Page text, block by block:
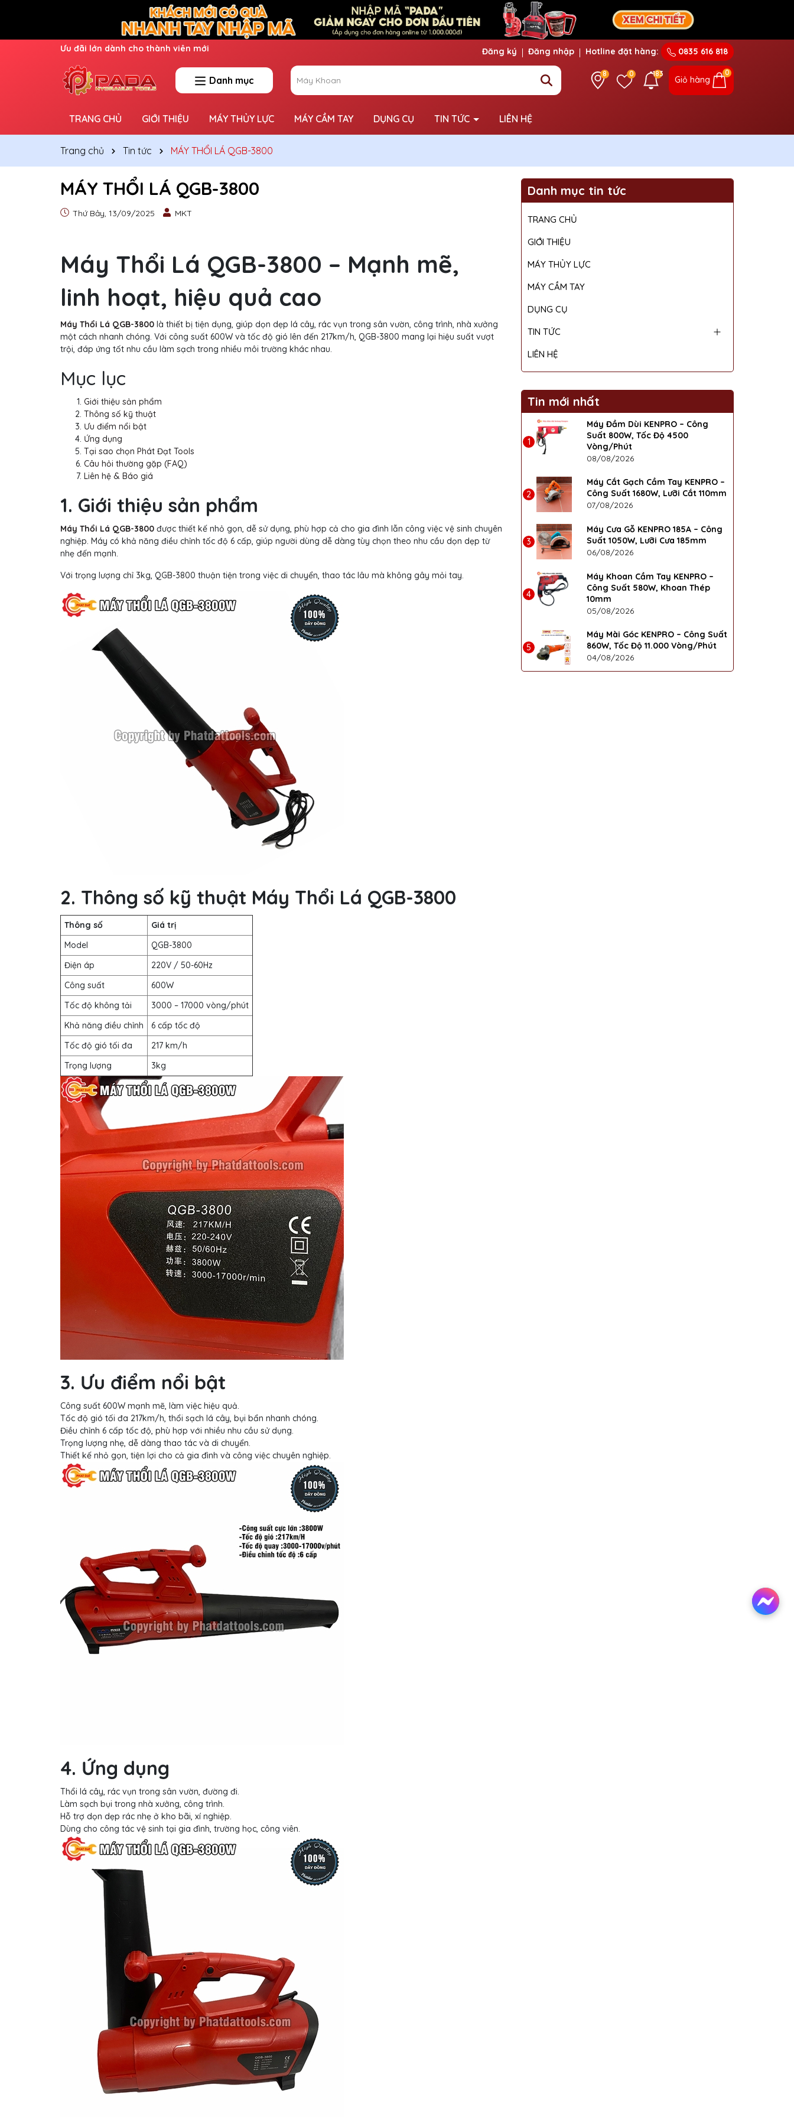
Ưu đãi lớn dành cho thành viên mới Đăng ký Đăng nhập Hotline đặt hàng: 0835 616 818
Danh mục
8 0 183
Giỏ hàng
0
TRANG CHỦ GIỚI THIỆU MÁY THỦY LỰC MÁY CẦM TAY DỤNG CỤ TIN TỨC LIÊN HỆ
Trang chủ Tin tức MÁY THỔI LÁ QGB-3800
MÁY THỔI LÁ QGB-3800
Thứ Bảy, 13/09/2025 MKT
Máy Thổi Lá QGB-3800 – Mạnh mẽ,
linh hoạt, hiệu quả cao
Máy Thổi Lá QGB-3800 là thiết bị tiện dụng, giúp dọn dẹp lá cây, rác vụn trong sân vườn, công trình, nhà xưởng
một cách nhanh chóng. Với công suất 600W và tốc độ gió lên đến 217km/h, QGB-3800 mang lại hiệu suất vượt
trội, đáp ứng tốt nhu cầu làm sạch trong nhiều môi trường khác nhau.
Mục lục
Giới thiệu sản phẩm
Thông số kỹ thuật
Ưu điểm nổi bật
Ứng dụng
Tại sao chọn Phát Đạt Tools
Câu hỏi thường gặp (FAQ)
Liên hệ & Báo giá
1. Giới thiệu sản phẩm
Máy Thổi Lá QGB-3800 được thiết kế nhỏ gọn, dễ sử dụng, phù hợp cả cho gia đình lẫn công việc vệ sinh chuyên
nghiệp. Máy có khả năng điều chỉnh tốc độ 6 cấp, giúp người dùng dễ dàng tùy chọn theo nhu cầu dọn dẹp từ
nhẹ đến mạnh.
Với trọng lượng chỉ 3kg, QGB-3800 thuận tiện trong việc di chuyển, thao tác lâu mà không gây mỏi tay.
2. Thông số kỹ thuật Máy Thổi Lá QGB-3800
Thông số
Giá trị
Model
QGB-3800
Điện áp
220V / 50-60Hz
Công suất
600W
Tốc độ không tải
3000 – 17000 vòng/phút
Khả năng điều chỉnh
6 cấp tốc độ
Tốc độ gió tối đa
217 km/h
Trọng lượng
3kg
3. Ưu điểm nổi bật
Công suất 600W mạnh mẽ, làm việc hiệu quả.
Tốc độ gió tối đa 217km/h, thổi sạch lá cây, bụi bẩn nhanh chóng.
Điều chỉnh 6 cấp tốc độ, phù hợp với nhiều nhu cầu sử dụng.
Trọng lượng nhẹ, dễ dàng thao tác và di chuyển.
Thiết kế nhỏ gọn, tiện lợi cho cả gia đình và công việc chuyên nghiệp.
4. Ứng dụng
Thổi lá cây, rác vụn trong sân vườn, đường đi.
Làm sạch bụi trong nhà xưởng, công trình.
Hỗ trợ dọn dẹp rác nhẹ ở kho bãi, xí nghiệp.
Dùng cho công tác vệ sinh tại gia đình, trường học, công viên.
Danh mục tin tức
TRANG CHỦ
GIỚI THIỆU
MÁY THỦY LỰC
MÁY CẦM TAY
DỤNG CỤ
TIN TỨC
LIÊN HỆ
Tin mới nhất
1
Máy Đầm Dùi KENPRO – Công
Suất 800W, Tốc Độ 4500
Vòng/Phút
08/08/2026
2
Máy Cắt Gạch Cầm Tay KENPRO –
Công Suất 1680W, Lưỡi Cắt 110mm
07/08/2026
3
Máy Cưa Gỗ KENPRO 185A – Công
Suất 1050W, Lưỡi Cưa 185mm
06/08/2026
4
Máy Khoan Cầm Tay KENPRO –
Công Suất 580W, Khoan Thép
10mm
05/08/2026
5
Máy Mài Góc KENPRO – Công Suất
860W, Tốc Độ 11.000 Vòng/Phút
04/08/2026